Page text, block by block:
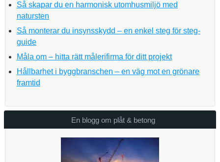
Så skapar du en harmonisk utomhusmiljö med
natursten
Så monterar du insynsskydd – en enkel steg för steg-
guide
Måla om – hitta rätt målerifirma för ditt projekt
Hållbarhet i byggbranschen – en väg mot en grönare
framtid
En blogg om plåt & betong